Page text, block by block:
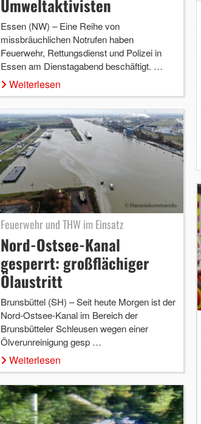
Umweltaktivisten
Essen (NW) – Eine Reihe von
missbräuchlichen Notrufen haben
Feuerwehr, Rettungsdienst und Polizei in
Essen am Dienstagabend beschäftigt. …
Weiterlesen
Feuerwehr und THW im Einsatz
Nord-Ostsee-Kanal
gesperrt: großflächiger
Ölaustritt
Brunsbüttel (SH) – Seit heute Morgen ist der
Nord-Ostsee-Kanal im Bereich der
Brunsbütteler Schleusen wegen einer
Ölverunreinigung gesp …
Weiterlesen